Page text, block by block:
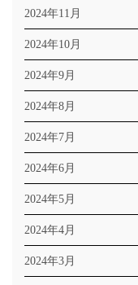
2024年11月
2024年10月
2024年9月
2024年8月
2024年7月
2024年6月
2024年5月
2024年4月
2024年3月